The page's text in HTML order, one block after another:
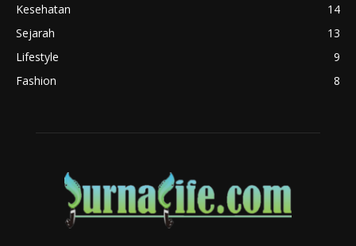
Kesehatan
14
Sejarah
13
Lifestyle
9
Fashion
8